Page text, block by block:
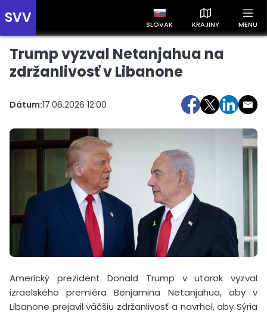
SVV SLOVAK KRAJINY MENU
Prehľad správ podľa krajín
Zobrazte si správy rozdelené podľa krajín a získajte rýchly
prehľad o dianí vo svete.
Slovensko
Trump vyzval Netanjahua na
zdržanlivosť v Libanone
Dátum:17.06.2026 12:00
Americký prezident Donald Trump v utorok vyzval
izraelského premiéra Benjamina Netanjahua, aby v
Libanone prejavil väčšiu zdržanlivosť a navrhol, aby Sýria